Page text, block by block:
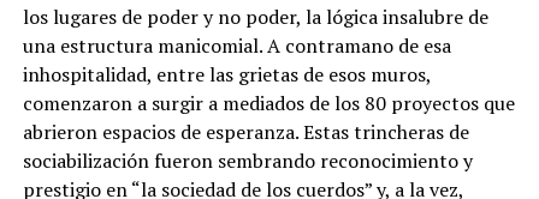
los lugares de poder y no poder, la lógica insalubre de
una estructura manicomial. A contramano de esa
inhospitalidad, entre las grietas de esos muros,
comenzaron a surgir a mediados de los 80 proyectos que
abrieron espacios de esperanza. Estas trincheras de
sociabilización fueron sembrando reconocimiento y
prestigio en “la sociedad de los cuerdos” y, a la vez,